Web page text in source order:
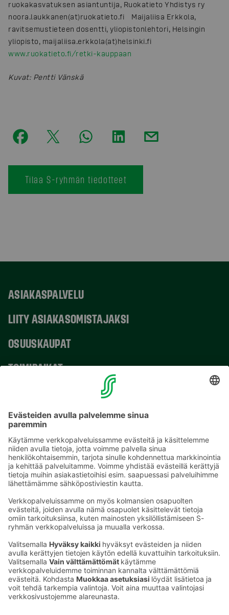
ruokakasvatuksen asiantuntija, Ruokatieto Yhdistys ry
noora.laukkanen(at)ruokatieto.fi Maijaliisa Erkkola,
ravitsemustieteen dosentti, yliopistonlehtori, Helsingin
yliopisto, maijaliisa.erkkola(at)helsinki.fi
www.ruokatieto.fi/retki-kauppaan
Kuvat: Pentti Vänskä
Tilaa S-ryhmän tiedotteet
ASIAKASPALVELU
LIITY ASIAKASOMISTAJAKSI
OSUUSKAUPAT
TOIMIPAIKAT
Sähköpostiosoitteet S-ryhmässä ovat muotoa
etunimi.sukunimi@sok.fi
Seuraa meitä: